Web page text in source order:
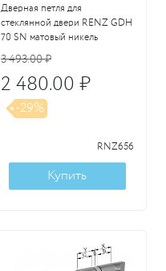
Дверная петля для
стеклянной двери RENZ GDH
70 SN матовый никель
3 493.00 ₽
2 480.00 ₽
-29%
RNZ656
Купить